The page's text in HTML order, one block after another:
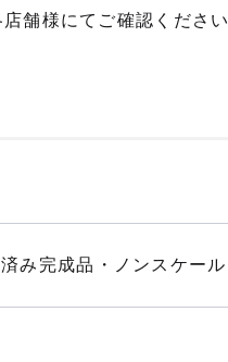
舗様にてご確認ください
み完成品・ノンスケー